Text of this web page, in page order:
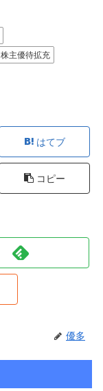
株主優待拡充
はてブ
コピー
優多